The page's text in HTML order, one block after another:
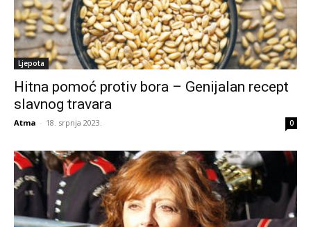
Ljepota
Hitna pomoć protiv bora – Genijalan recept
slavnog travara
Atma - 18. srpnja 2023. 0